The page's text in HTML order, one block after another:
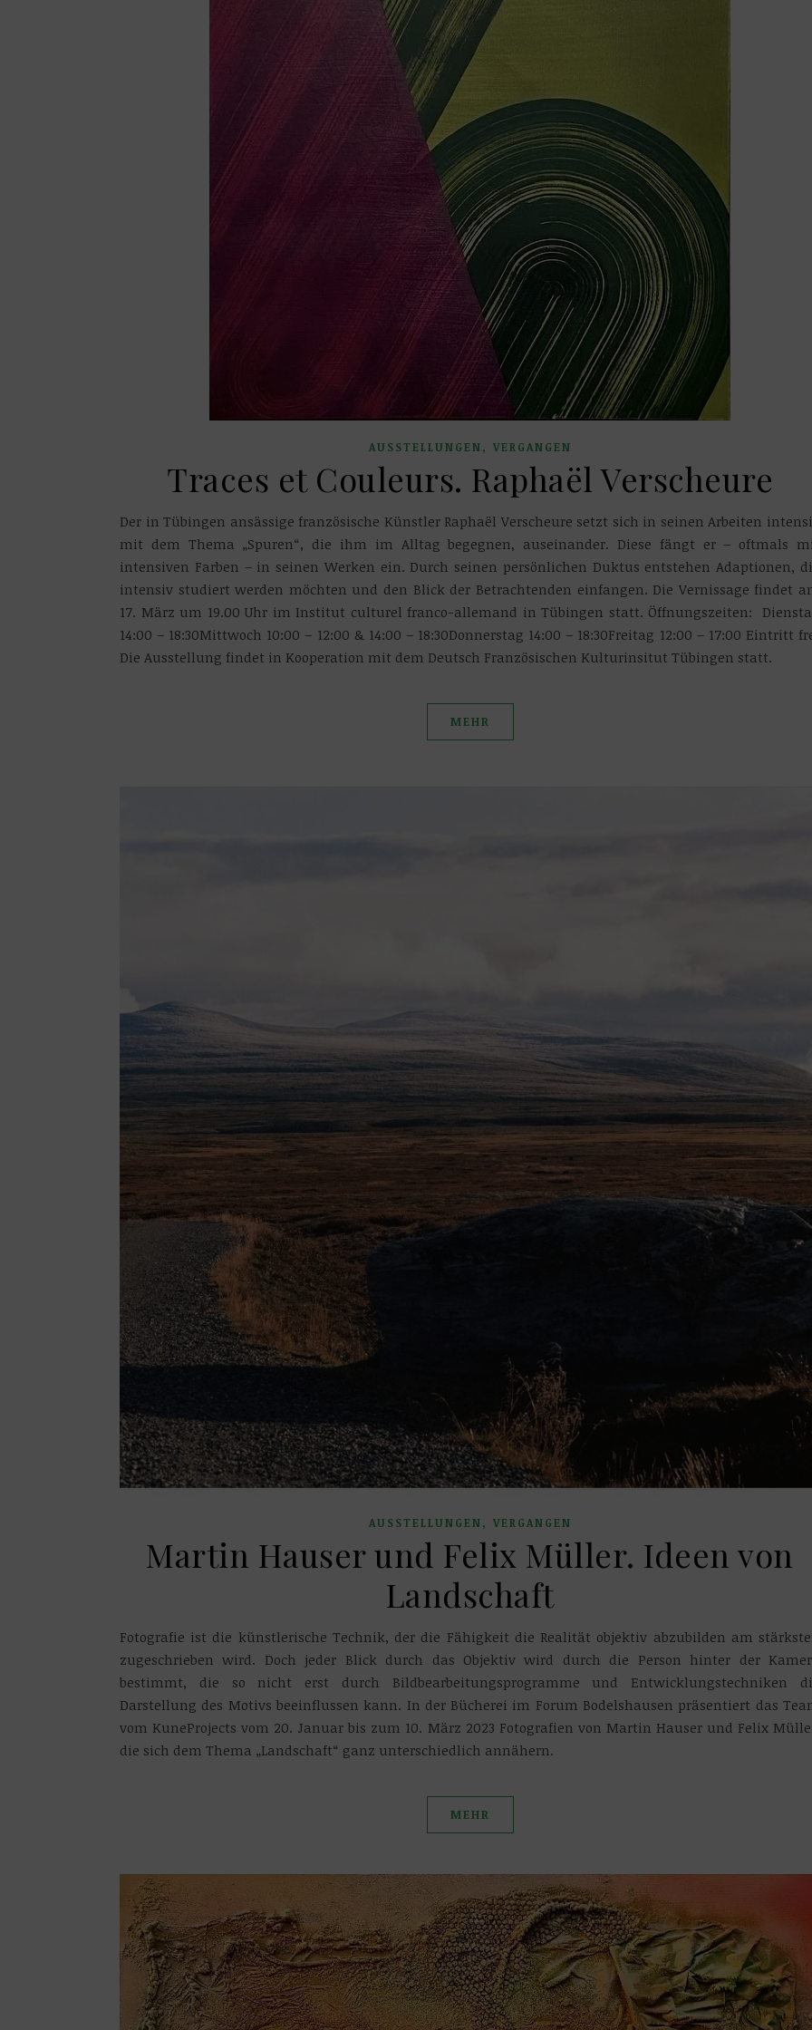
AUSSTELLUNGEN, VERGANGEN
Traces et Couleurs. Raphaël Verscheure
Der in Tübingen ansässige französische Künstler Raphaël Verscheure setzt sich in seinen Arbeiten
mit dem Thema „Spuren“, die ihm im Alltag begegnen, auseinander. Diese fängt er – oftmals
intensiven Farben – in seinen Werken ein. Durch seinen persönlichen Duktus entstehen Adaptionen,
intensiv studiert werden möchten und den Blick der Betrachtenden einfangen. Die Vernissage findet
17. März um 19.00 Uhr im Institut culturel franco-allemand in Tübingen statt. Öffnungszeiten:
14:00 – 18:30Mittwoch 10:00 – 12:00 & 14:00 – 18:30Donnerstag 14:00 – 18:30Freitag 12:00 – 17:00 Eintritt
Die Ausstellung findet in Kooperation mit dem Deutsch Französischen Kulturinsitut Tübingen statt.
MEHR
AUSSTELLUNGEN, VERGANGEN
Martin Hauser und Felix Müller. Ideen von
Landschaft
Fotografie ist die künstlerische Technik, der die Fähigkeit die Realität objektiv abzubilden am
zugeschrieben wird. Doch jeder Blick durch das Objektiv wird durch die Person hinter der
bestimmt, die so nicht erst durch Bildbearbeitungsprogramme und Entwicklungstechniken
Darstellung des Motivs beeinflussen kann. In der Bücherei im Forum Bodelshausen präsentiert das
vom KuneProjects vom 20. Januar bis zum 10. März 2023 Fotografien von Martin Hauser und Felix
die sich dem Thema „Landschaft“ ganz unterschiedlich annähern.
MEHR